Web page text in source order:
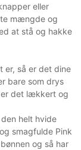
eller
mængde og
at stå og hakke
er, så er det dine
bare som drys
er det lækkert og
helt hvide
smagfulde Pink
og så har